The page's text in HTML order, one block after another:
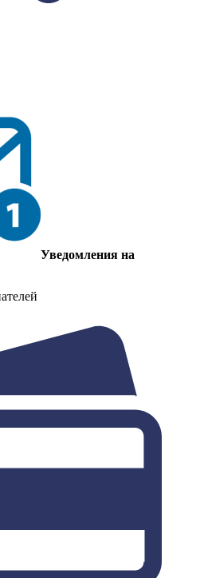
Уведомления на